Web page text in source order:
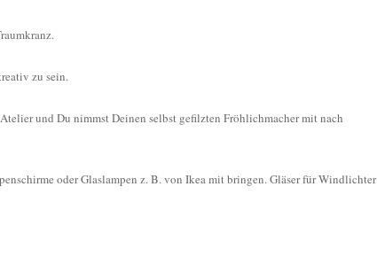
zu sein.
und Du nimmst Deinen selbst gefilzten Fröhlichmacher mit nach
oder Glaslampen z. B.von Ikea mit bringen. Gläser für Windlichter